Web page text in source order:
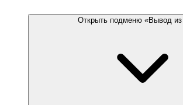
Открыть подменю «Вывод из